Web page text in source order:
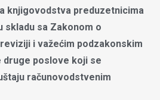
knjigovodstva preduzetnicima
skladu sa Zakonom o
i važećim podzakonskim
druge poslove koji se
računovodstvenim